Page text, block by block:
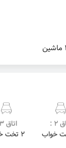
2 :
اتاق 3 :
2 تخت خواب